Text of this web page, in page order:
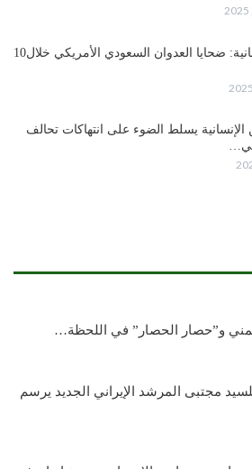
عين الإنسانية: ضحايا العدوان السعودي الأمريكي خلال10
يسلط الضوء على انتهاكات تحالف
في…
و”حصار الحصار” في اللحظة…
مجتبى المرشد الإيراني الجديد يرسم